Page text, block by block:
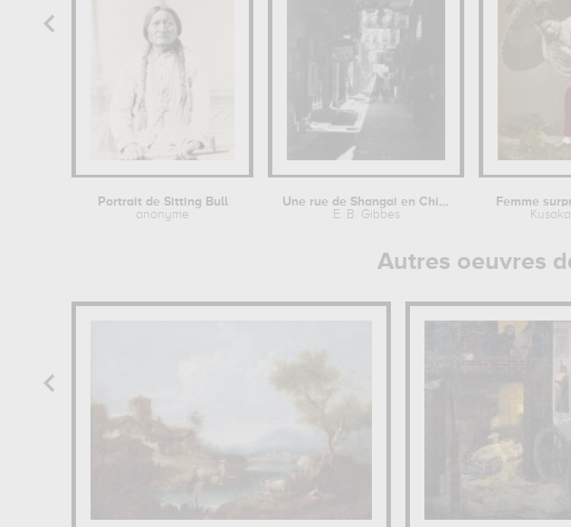
Portrait de Sitting Bull
anonyme
Une rue de Shangai en Chine en 1906.
E. B. Gibbes
Femme
Autres oeuvres